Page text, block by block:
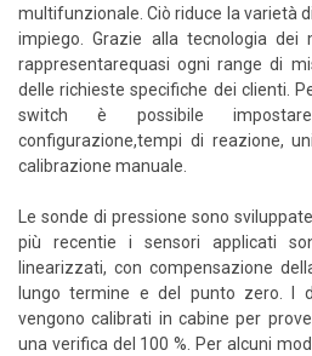
multifunzionale. Ciò riduce la varietà
impiego. Grazie alla tecnologia dei
rappresentarequasi ogni range di
delle richieste specifiche dei clienti.
switch è possibile
configurazione,tempi di reazione,
calibrazione manuale.
Le sonde di pressione sono
più recentie i sensori applicati
linearizzati, con compensazione
lungo termine e del punto zero. I
vengono calibrati in cabine per
una verifica del 100 %. Per alcuni
Elementi intercambiabili
Connettori e Cavi
UMIDITA'
Sonde di umidità
Sonde umidità ambiente
Sonde umidità a cavo
Sonde umidità per canale
Sonde pioggia e antiallagamento
Rilevatori di condensa